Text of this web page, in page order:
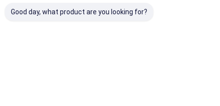
Good day, what product are you looking for?